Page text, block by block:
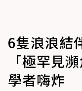
6隻浪浪結
「極罕見
學者嗨炸